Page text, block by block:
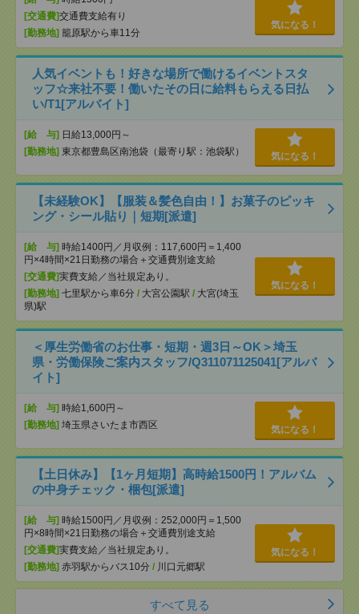
[交通費]交通費支給有り
[勤務地] 籠原駅から車11分
気になる！
人気イベントも！好きな場所で働けるイベントスタ
ッフ☆来社不要！働いたその日に給料もらえる日払
い/T1[アルバイト]
[給 与] 日給13,000円～
[勤務地] 東京都豊島区南池袋（最寄り駅：池袋駅） 気になる！
【未経験OK】【服装＆髪色自由！】お菓子のピッキ
ング・シール貼り｜短期[派遣]
[給 与] 時給1400円／月収例：117,600円＝1,400
円×4時間×21日勤務の場合＋交通費別途支給
[交通費]実費支給／当社規定あり。
[勤務地] 七里駅から車6分 / 大宮公園駅 / 大宮(埼玉
県)駅
気になる！
＜厚生労働省のお仕事・短期・週3日～OK＞埼玉
県・労働保険ご案内スタッフ/Q311071125041[アルバ
イト]
[給 与] 時給1,600円～
[勤務地] 埼玉県さいたま市西区 気になる！
【土日休み】【1ヶ月短期】高時給1500円！アルバム
の中身チェック・梱包[派遣]
[給 与] 時給1500円／月収例：252,000円＝1,500
円×8時間×21日勤務の場合＋交通費別途支給
[交通費]実費支給／当社規定あり。
[勤務地] 赤羽駅からバス10分 / 川口元郷駅
気になる！
すべて見る